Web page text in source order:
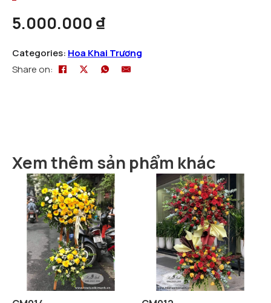
5.000.000₫
Categories: Hoa Khai Trương
Share on:
Xem thêm sản phẩm khác